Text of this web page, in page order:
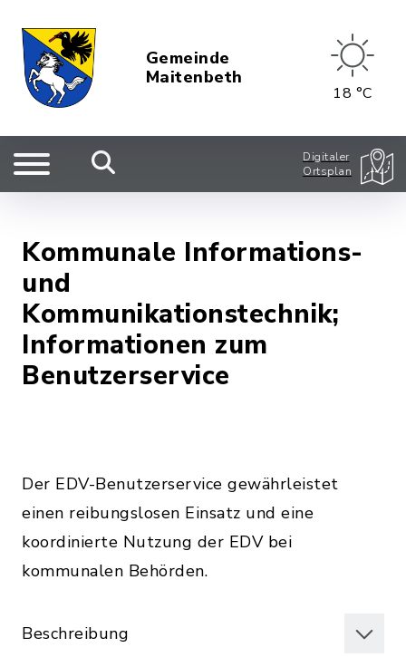
Gemeinde
Maitenbeth
18 °C
Digitaler
Ortsplan
Kommunale Informations-
und
Kommunikationstechnik;
Informationen zum
Benutzerservice
Der EDV-Benutzerservice gewährleistet
einen reibungslosen Einsatz und eine
koordinierte Nutzung der EDV bei
kommunalen Behörden.
Beschreibung